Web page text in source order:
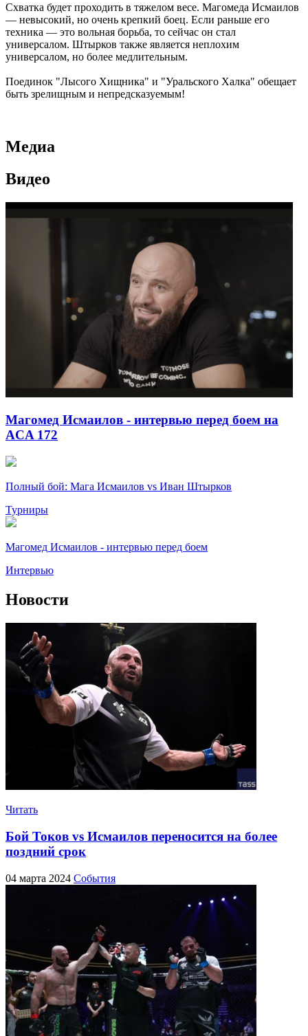
Схватка будет проходить в тяжелом весе. Магомеда Исмаилов
— невысокий, но очень крепкий боец. Если раньше его
техника — это вольная борьба, то сейчас он стал
универсалом. Штырков также является неплохим
универсалом, но более медлительным.
Поединок "Лысого Хищника" и "Уральского Халка" обещает
быть зрелищным и непредсказуемым!
Медиа
Видео
Магомед Исмаилов - интервью перед боем на
ACA 172
Полный бой: Мага Исмаилов vs Иван Штырков
Турниры
Магомед Исмаилов - интервью перед боем
Интервью
Новости
Читать
Бой Токов vs Исмаилов переносится на более
поздний срок
04 марта 2024 События